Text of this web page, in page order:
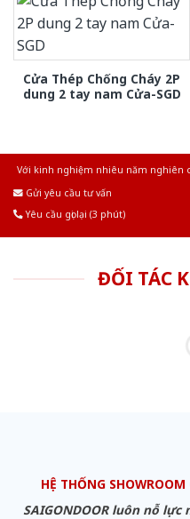
Cửa Thép Chống Cháy 2P
dung 2 tay nam Cửa-SGD
Với kinh nghiệm nhiêu năm nghiên
Gửi yêu cầu tư vấn
Yêu cầu gọi lại (3 phút)
ĐỐI TÁC
HỆ THỐNG
SAIGONDOOR luôn nỗ